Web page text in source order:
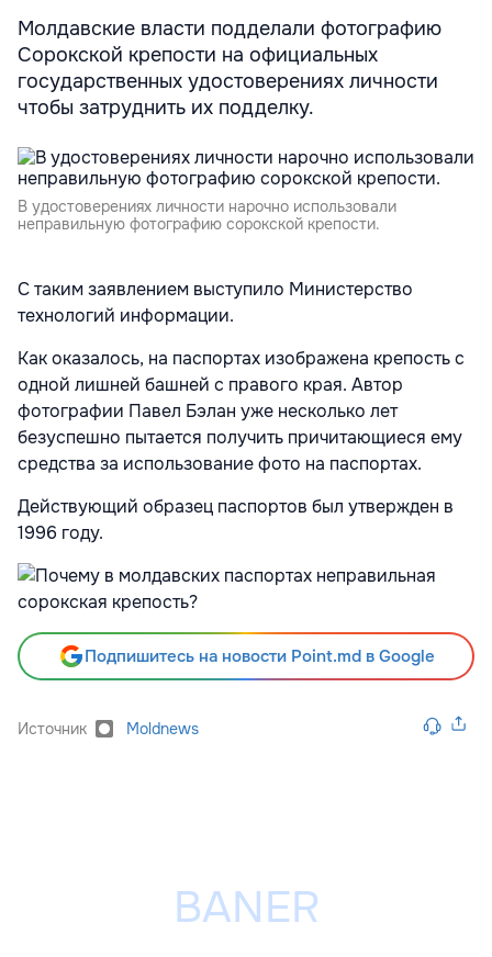
Молдавские власти подделали фотографию
Сорокской крепости на официальных
государственных удостоверениях личности
чтобы затруднить их подделку.
В удостоверениях личности нарочно использовали
неправильную фотографию сорокской крепости.
С таким заявлением выступило Министерство
технологий информации.
Как оказалось, на паспортах изображена крепость с
одной лишней башней с правого края. Автор
фотографии Павел Бэлан уже несколько лет
безуспешно пытается получить причитающиеся ему
средства за использование фото на паспортах.
Действующий образец паспортов был утвержден в
1996 году.
Подпишитесь на новости Point.md в Google
Источник Moldnews